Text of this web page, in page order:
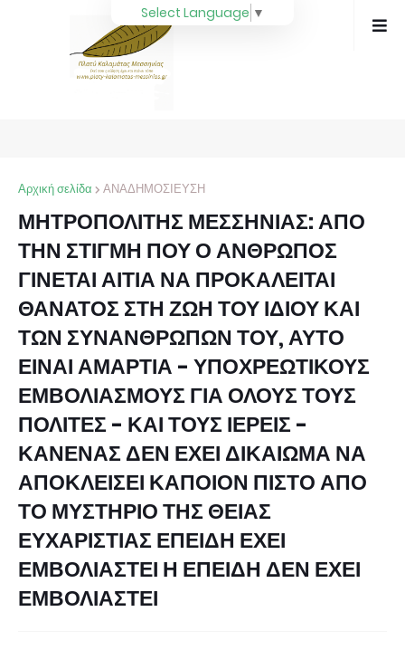
Αρχική σελίδα ΑΝΑΔΗΜΟΣΙΕΥΣΗ
ΜΗΤΡΟΠΟΛΙΤΗΣ ΜΕΣΣΗΝΙΑΣ: ΑΠΟ
ΤΗΝ ΣΤΙΓΜΗ ΠΟΥ Ο ΑΝΘΡΩΠΟΣ
ΓΙΝΕΤΑΙ ΑΙΤΙΑ ΝΑ ΠΡΟΚΑΛΕΙΤΑΙ
ΘΑΝΑΤΟΣ ΣΤΗ ΖΩΗ ΤΟΥ ΙΔΙΟΥ ΚΑΙ
ΤΩΝ ΣΥΝΑΝΘΡΩΠΩΝ ΤΟΥ, ΑΥΤΟ
ΕΙΝΑΙ ΑΜΑΡΤΙΑ - ΥΠΟΧΡΕΩΤΙΚΟΥΣ
ΕΜΒΟΛΙΑΣΜΟΥΣ ΓΙΑ ΟΛΟΥΣ ΤΟΥΣ
ΠΟΛΙΤΕΣ - ΚΑΙ ΤΟΥΣ ΙΕΡΕΙΣ -
ΚΑΝΕΝΑΣ ΔΕΝ ΕΧΕΙ ΔΙΚΑΙΩΜΑ ΝΑ
ΑΠΟΚΛΕΙΣΕΙ ΚΑΠΟΙΟΝ ΠΙΣΤΟ ΑΠΟ
ΤΟ ΜΥΣΤΗΡΙΟ ΤΗΣ ΘΕΙΑΣ
ΕΥΧΑΡΙΣΤΙΑΣ ΕΠΕΙΔΗ ΕΧΕΙ
ΕΜΒΟΛΙΑΣΤΕΙ Η ΕΠΕΙΔΗ ΔΕΝ ΕΧΕΙ
ΕΜΒΟΛΙΑΣΤΕΙ
Select Language ▼